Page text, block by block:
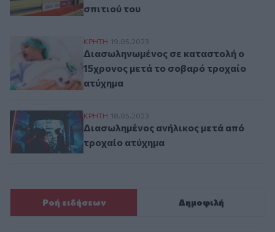
σπιτιού του
Διασωληνωμένος σε καταστολή ο
ΚΡΗΤΗ 19.05.2023
Διασωληνωμένος σε καταστολή ο
15χρονος μετά το σοβαρό τροχαίο
ατύχημα
Διασωλημένος ανήλικος μετά από
ΚΡΗΤΗ 18.05.2023
Διασωλημένος ανήλικος μετά από
τροχαίο ατύχημα
Ροή ειδήσεων Δημοφιλή